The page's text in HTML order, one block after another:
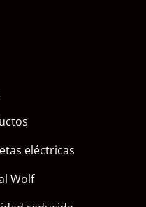
eléctricas
Wolf